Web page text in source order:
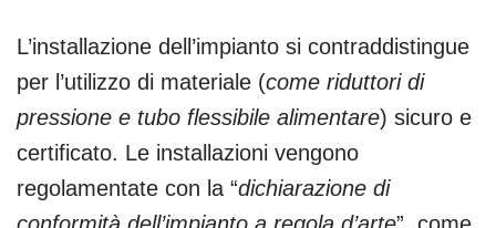
L’installazione dell’impianto si contraddistingue
per l’utilizzo di materiale (come riduttori di
pressione e tubo flessibile alimentare) sicuro e
certificato. Le installazioni vengono
regolamentate con la “dichiarazione di
conformità dell’impianto a regola d’arte”, come